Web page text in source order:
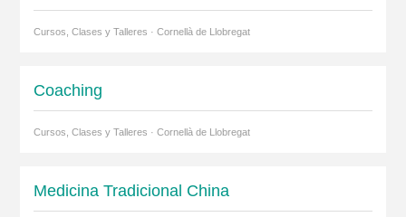
Cursos, Clases y Talleres · Cornellà de Llobregat
Coaching
Cursos, Clases y Talleres · Cornellà de Llobregat
Medicina Tradicional China